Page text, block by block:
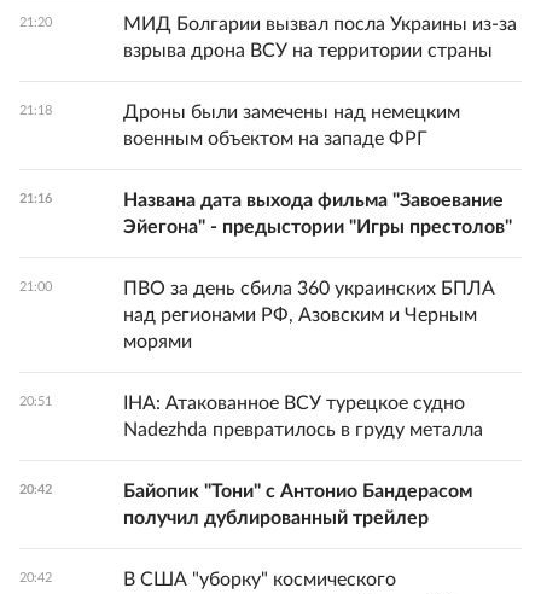
21:20
МИД Болгарии вызвал посла Украины из-за
взрыва дрона ВСУ на территории страны
21:18
Дроны были замечены над немецким
военным объектом на западе ФРГ
21:16
Названа дата выхода фильма "Завоевание
Эйегона" - предыстории "Игры престолов"
21:00
ПВО за день сбила 360 украинских БПЛА
над регионами РФ, Азовским и Черным
морями
20:51
IHA: Атакованное ВСУ турецкое судно
Nadezhda превратилось в груду металла
20:42
Байопик "Тони" с Антонио Бандерасом
получил дублированный трейлер
20:42
В США "уборку" космического